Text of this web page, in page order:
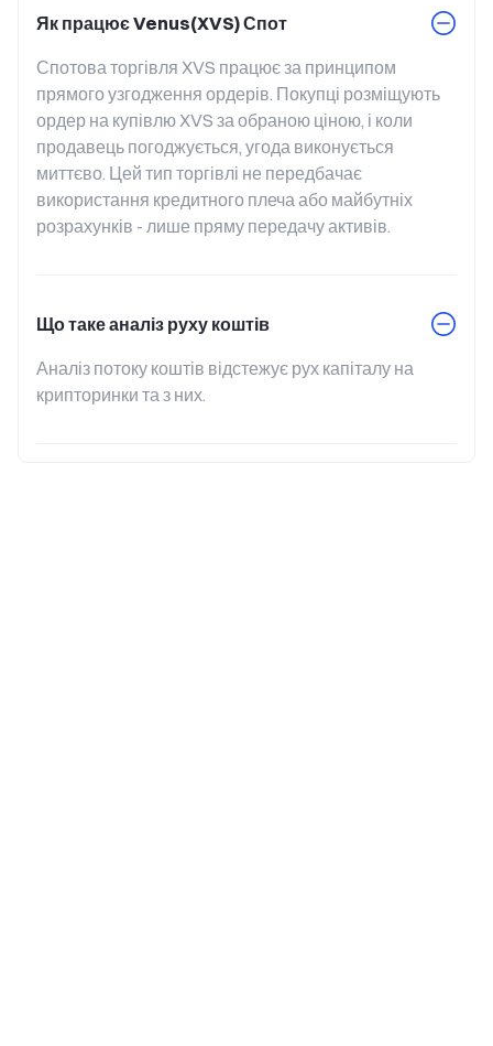
Як працює Venus(XVS) Спот
Спотова торгівля XVS працює за принципом
прямого узгодження ордерів. Покупці розміщують
ордер на купівлю XVS за обраною ціною, і коли
продавець погоджується, угода виконується
миттєво. Цей тип торгівлі не передбачає
використання кредитного плеча або майбутніх
розрахунків - лише пряму передачу активів.
Що таке аналіз руху коштів
Аналіз потоку коштів відстежує рух капіталу на
крипторинки та з них.